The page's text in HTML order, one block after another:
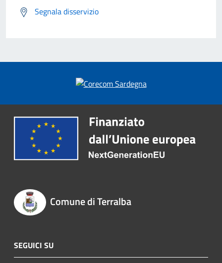
Segnala disservizio
Comune di Terralba
SEGUICI SU